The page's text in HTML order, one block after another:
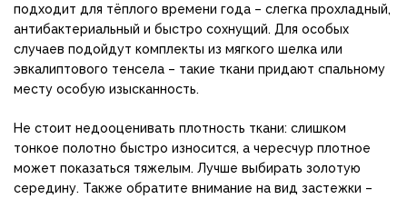
подходит для тёплого времени года – слегка прохладный,
антибактериальный и быстро сохнущий. Для особых
случаев подойдут комплекты из мягкого шелка или
эвкалиптового тенсела – такие ткани придают спальному
месту особую изысканность.
Не стоит недооценивать плотность ткани: слишком
тонкое полотно быстро износится, а чересчур плотное
может показаться тяжелым. Лучше выбирать золотую
середину. Также обратите внимание на вид застежки –